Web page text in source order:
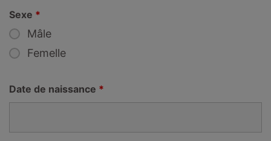
Sexe *
Mâle
Femelle
Date de naissance *